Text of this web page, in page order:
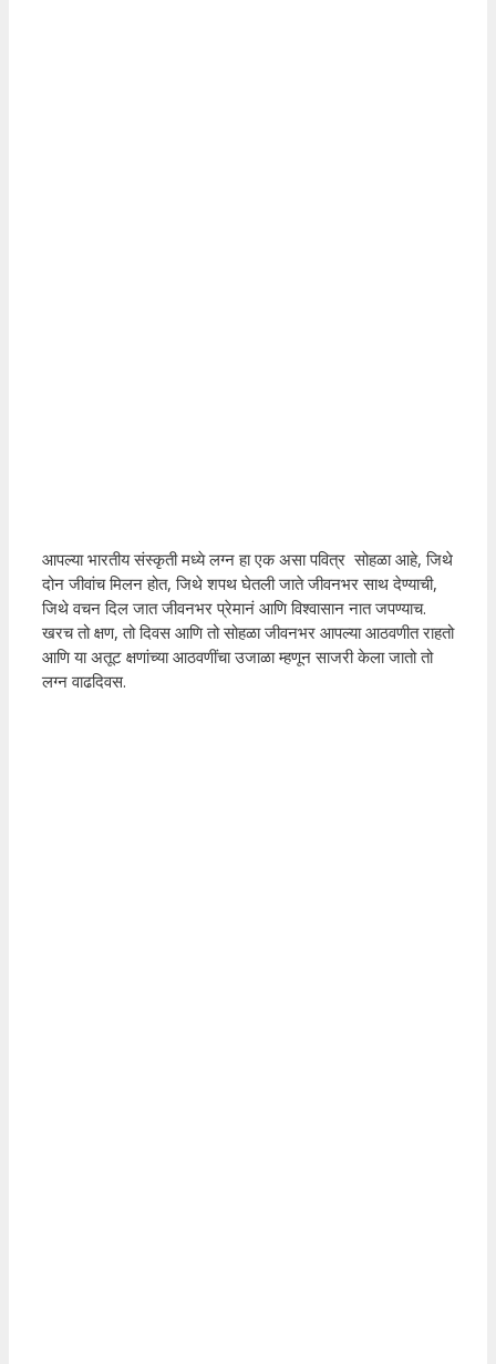
आपल्या भारतीय संस्कृती मध्ये लग्न हा एक असा पवित्र सोहळा आहे, जिथे
दोन जीवांच मिलन होत, जिथे शपथ घेतली जाते जीवनभर साथ देण्याची,
जिथे वचन दिल जात जीवनभर प्रेमानं आणि विश्वासान नात जपण्याच.
खरच तो क्षण, तो दिवस आणि तो सोहळा जीवनभर आपल्या आठवणीत राहतो
आणि या अतूट क्षणांच्या आठवणींचा उजाळा म्हणून साजरी केला जातो तो
लग्न वाढदिवस.